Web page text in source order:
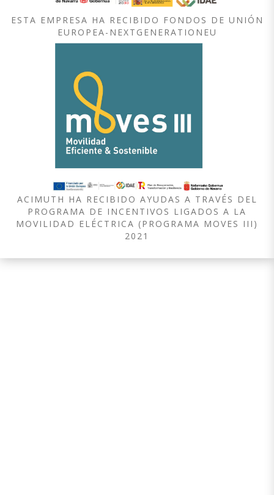
ESTA EMPRESA HA RECIBIDO FONDOS DE UNIÓN
EUROPEA-NEXTGENERATIONEU
ACIMUTH HA RECIBIDO AYUDAS A TRAVÉS DEL
PROGRAMA DE INCENTIVOS LIGADOS A LA
MOVILIDAD ELÉCTRICA (PROGRAMA MOVES III)
2021